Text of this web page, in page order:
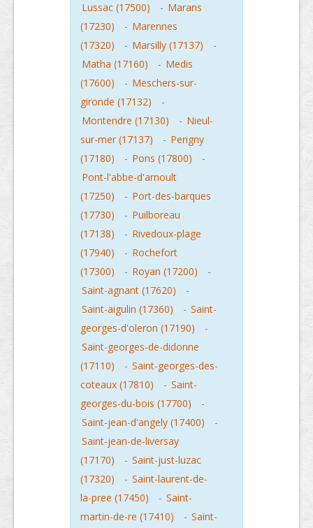
Lussac (17500)
- Marans
(17230)
- Marennes
(17320)
- Marsilly (17137)
-
Matha (17160)
- Medis
(17600)
- Meschers-sur-
gironde (17132)
-
Montendre (17130)
- Nieul-
sur-mer (17137)
- Perigny
(17180)
- Pons (17800)
-
Pont-l'abbe-d'arnoult
(17250)
- Port-des-barques
(17730)
- Puilboreau
(17138)
- Rivedoux-plage
(17940)
- Rochefort
(17300)
- Royan (17200)
-
Saint-agnant (17620)
-
Saint-aigulin (17360)
- Saint-
georges-d'oleron (17190)
-
Saint-georges-de-didonne
(17110)
- Saint-georges-des-
coteaux (17810)
- Saint-
georges-du-bois (17700)
-
Saint-jean-d'angely (17400)
-
Saint-jean-de-liversay
(17170)
- Saint-just-luzac
(17320)
- Saint-laurent-de-
la-pree (17450)
- Saint-
martin-de-re (17410)
- Saint-